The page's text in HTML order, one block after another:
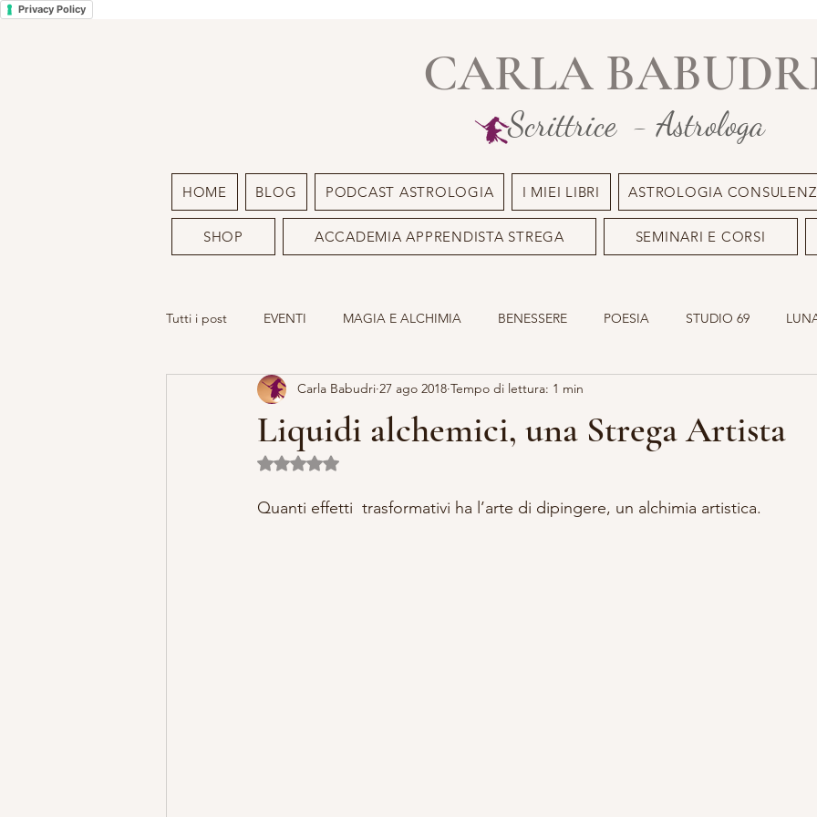
Privacy Policy
CARLA
Scrittrice - Astrologa
HOME BLOG PODCAST ASTROLOGIA I MIEI LIBRI ASTROLOGIA
SHOP ACCADEMIA APPRENDISTA STREGA SEMINARI E CORSI
Tutti i post EVENTI MAGIA E ALCHIMIA BENESSERE POESIA STUDIO 69
LA MIA ARTE SACRO FEMMINILE OLISTICO SACRO MASCHILE
MISTERO E ARTE
Liquidi alchemici, una Strega Artista
Carla Babudri 27 ago 2018 Tempo di lettura: 1 min
Valutazione NaN stelle su 5.
Quanti effetti  trasformativi ha l’arte di dipingere, un alchimia artistica.